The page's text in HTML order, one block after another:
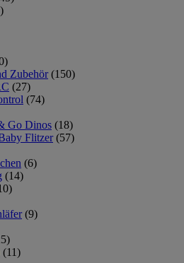
Zubehör (150)
(27)
(74)
Go Dinos (18)
Flitzer (57)
(6)
(14)
(9)
(11)